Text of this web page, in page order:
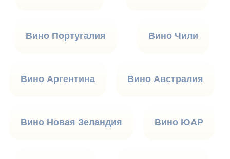
Вино Португалия Вино Чили
Вино Аргентина Вино Австралия
Вино Новая Зеландия Вино ЮАР